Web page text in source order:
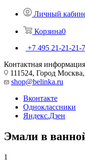
Личный
Корзина0
+7 495 21-21-21-7
Контактная информация
111524, Город
shop@belinka.ru
Вконтакте
Одноклассники
Яндекс.Дзен
Эмали в
1